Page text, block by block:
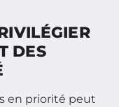
DES
en priorité peut